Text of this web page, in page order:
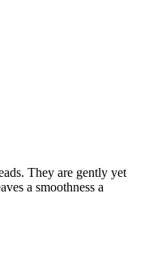
They are gently yet
a smoothness a